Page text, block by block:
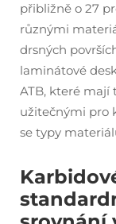
přibližně o 27
různými
drsných
laminátové
ATB, které mají
užitečnými pro
se typy